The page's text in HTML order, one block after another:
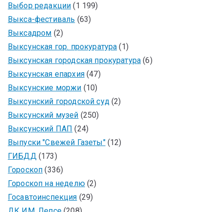
Выбор редакции (1 199)
Выкса-фестиваль (63)
Выксадром (2)
Выксунская гор. прокуратура (1)
Выксунская городская прокуратура (6)
Выксунская епархия(47)
Выксунские моржи (10)
Выксунский городской суд (2)
Выксунский музей (250)
Выксунский ПАП (24)
Выпуски "Свежей Газеты"(12)
ГИБДД (173)
Гороскоп (336)
Гороскоп на неделю(2)
Госавтоинспекция (29)